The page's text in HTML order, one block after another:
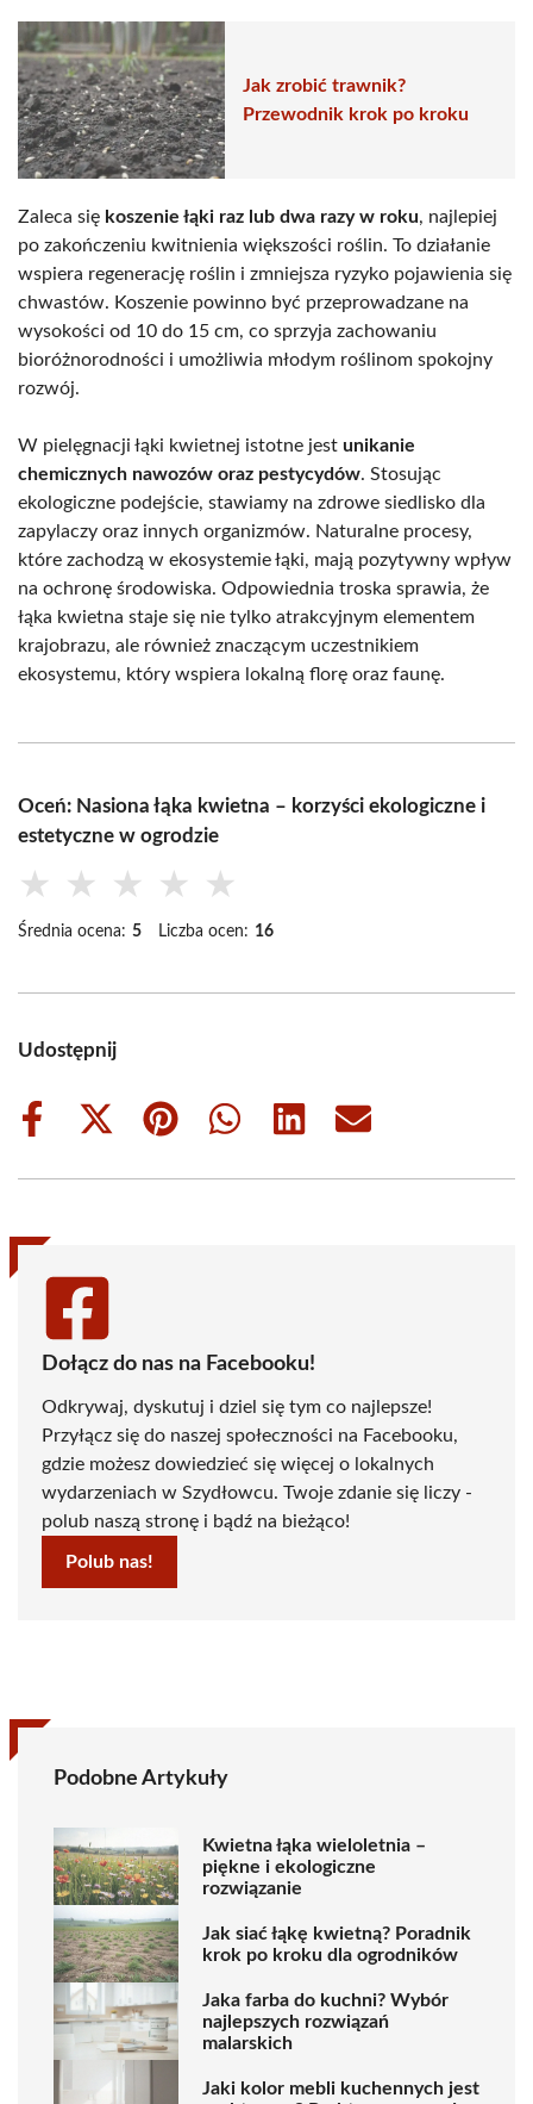
Jak zrobić trawnik?
Przewodnik krok po kroku
Zaleca się koszenie łąki raz lub dwa razy w roku, najlepiej
po zakończeniu kwitnienia większości roślin. To działanie
wspiera regenerację roślin i zmniejsza ryzyko pojawienia się
chwastów. Koszenie powinno być przeprowadzane na
wysokości od 10 do 15 cm, co sprzyja zachowaniu
bioróżnorodności i umożliwia młodym roślinom spokojny
rozwój.
W pielęgnacji łąki kwietnej istotne jest unikanie
chemicznych nawozów oraz pestycydów. Stosując
ekologiczne podejście, stawiamy na zdrowe siedlisko dla
zapylaczy oraz innych organizmów. Naturalne procesy,
które zachodzą w ekosystemie łąki, mają pozytywny wpływ
na ochronę środowiska. Odpowiednia troska sprawia, że
łąka kwietna staje się nie tylko atrakcyjnym elementem
krajobrazu, ale również znaczącym uczestnikiem
ekosystemu, który wspiera lokalną florę oraz faunę.
Oceń: Nasiona łąka kwietna – korzyści ekologiczne i
estetyczne w ogrodzie
★ ★ ★ ★ ★
Średnia ocena: 5 Liczba ocen: 16
Udostępnij
Share
Share
(Twitter)
Share
Share
Share
Share
Dołącz do nas na Facebooku!
Odkrywaj, dyskutuj i dziel się tym co najlepsze!
Przyłącz się do naszej społeczności na Facebooku,
gdzie możesz dowiedzieć się więcej o lokalnych
wydarzeniach w Szydłowcu. Twoje zdanie się liczy -
polub naszą stronę i bądź na bieżąco!
Polub nas!
Podobne Artykuły
Kwietna łąka wieloletnia –
piękne i ekologiczne
rozwiązanie
Jak siać łąkę kwietną? Poradnik
krok po kroku dla ogrodników
Jaka farba do kuchni? Wybór
najlepszych rozwiązań
malarskich
Jaki kolor mebli kuchennych jest